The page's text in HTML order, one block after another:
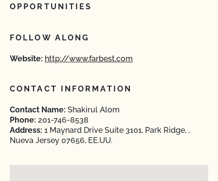
OPPORTUNITIES
FOLLOW ALONG
Website: http://www.farbest.com
CONTACT INFORMATION
Contact Name: Shakirul Alom
Phone: 201-746-8538
Address: 1 Maynard Drive Suite 3101, Park Ridge, ,
Nueva Jersey 07656, EE.UU.